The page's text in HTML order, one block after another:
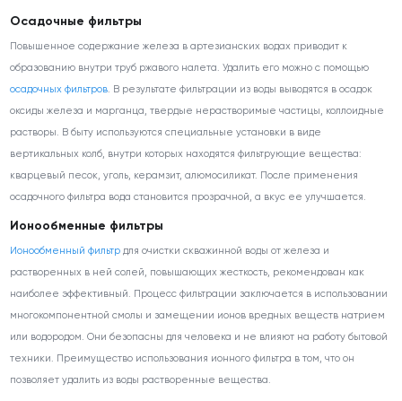
Осадочные фильтры
Повышенное содержание железа в артезианских водах приводит к
образованию внутри труб ржавого налета. Удалить его можно с помощью
осадочных фильтров. В результате фильтрации из воды выводятся в осадок
оксиды железа и марганца, твердые нерастворимые частицы, коллоидные
растворы. В быту используются специальные установки в виде
вертикальных колб, внутри которых находятся фильтрующие вещества:
кварцевый песок, уголь, керамзит, алюмосиликат. После применения
осадочного фильтра вода становится прозрачной, а вкус ее улучшается.
Ионообменные фильтры
Ионообменный фильтр для очистки скважинной воды от железа и
растворенных в ней солей, повышающих жесткость, рекомендован как
наиболее эффективный. Процесс фильтрации заключается в использовании
многокомпонентной смолы и замещении ионов вредных веществ натрием
или водородом. Они безопасны для человека и не влияют на работу бытовой
техники. Преимущество использования ионного фильтра в том, что он
позволяет удалить из воды растворенные вещества.